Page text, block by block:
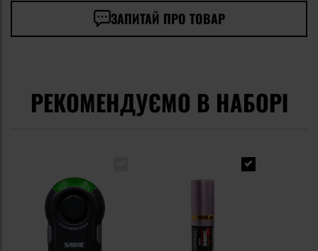
ЗАПИТАЙ ПРО ТОВАР
РЕКОМЕНДУЄМО В НАБОРІ